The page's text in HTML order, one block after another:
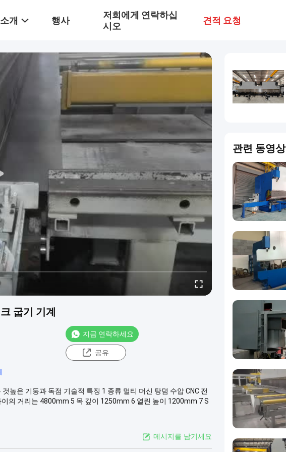
개 행사
저희에게 연락하십
시오
견적 요청
굽기 기계
지금 연락하세요
공유
높은 기둥과 독점 기술적 특징 1 종류 멀티 머신 탕덤 수압 CNC 전
의 거리는 4800mm 5 목 깊이 1250mm 6 열린 높이 1200mm 7 S
메시지를 남기세요
관련 동영상